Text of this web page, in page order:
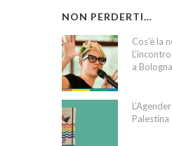
NON PERDERTI…
Cos’è la
a Bologna
Palestina